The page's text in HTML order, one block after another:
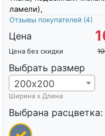
ламели),
Отзывы покупателей (4)
Цена
Цена без скидки
Выбрать размер
200х200
Ширина х Длина
Выбрана расцветка: